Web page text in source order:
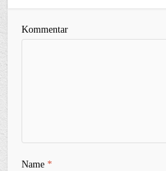
Kommentar
Name*